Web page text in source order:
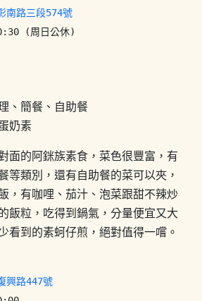
南路三段574號
(周日公休)
、簡餐、自助餐
奶素
面的阿銤族素食，菜色很豐富，有
等類別，還有自助餐的菜可以夾，
，有咖哩、茄汁、泡菜跟甜不辣炒
飯粒，吃得到鍋氣，分量便宜又大
看到的素蚵仔煎，絕對值得一嚐。
興路447號